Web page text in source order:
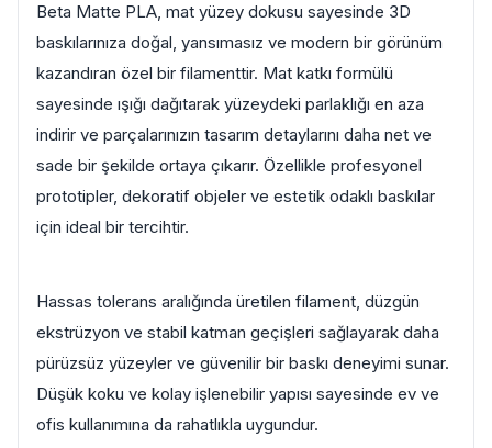
Beta Matte PLA, mat yüzey dokusu sayesinde 3D
baskılarınıza doğal, yansımasız ve modern bir görünüm
kazandıran özel bir filamenttir. Mat katkı formülü
sayesinde ışığı dağıtarak yüzeydeki parlaklığı en aza
indirir ve parçalarınızın tasarım detaylarını daha net ve
sade bir şekilde ortaya çıkarır. Özellikle profesyonel
prototipler, dekoratif objeler ve estetik odaklı baskılar
için ideal bir tercihtir.
Hassas tolerans aralığında üretilen filament, düzgün
ekstrüzyon ve stabil katman geçişleri sağlayarak daha
pürüzsüz yüzeyler ve güvenilir bir baskı deneyimi sunar.
Düşük koku ve kolay işlenebilir yapısı sayesinde ev ve
ofis kullanımına da rahatlıkla uygundur.